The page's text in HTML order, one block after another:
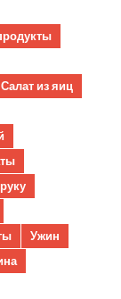
Салат из яиц
Ужин